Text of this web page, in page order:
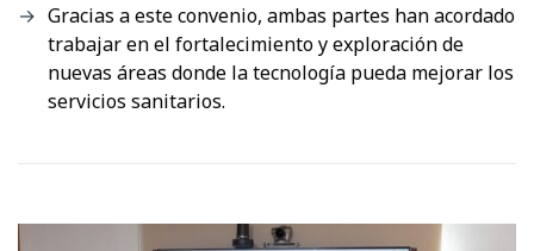
Gracias a este convenio, ambas partes han acordado
trabajar en el fortalecimiento y exploración de
nuevas áreas donde la tecnología pueda mejorar los
servicios sanitarios.